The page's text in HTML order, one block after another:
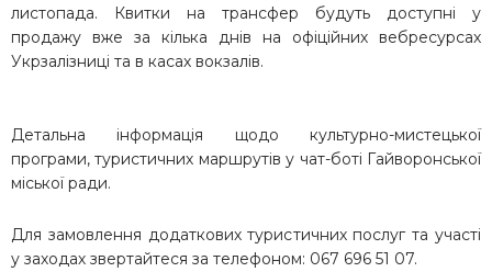
листопада. Квитки на трансфер будуть доступні у
продажу вже за кілька днів на офіційних вебресурсах
Укрзалізниці та в касах вокзалів.
Детальна інформація щодо культурно-мистецької
програми, туристичних маршрутів у чат-боті Гайворонської
міської ради.
Для замовлення додаткових туристичних послуг та участі
у заходах звертайтеся за телефоном: 067 696 51 07.